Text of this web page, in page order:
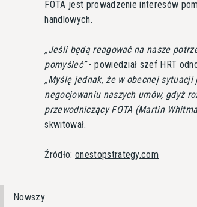
FOTA jest prowadzenie interesów
handlowych.
Jeśli będą reagować na nasze
pomyśleć - powiedział szef HRT
Myślę jednak, że w obecnej sytuacji
negocjowaniu naszych umów, gdyż
przewodniczący FOTA (Martin
skwitował.
Źródło: onestopstrategy.com
Nowszy